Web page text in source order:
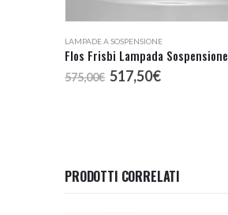
LAMPADE A SOSPENSIONE
Flos Frisbi Lampada Sospensione
575,00€ Il
prezzo
517,50€Il
PRODOTTI CORRELATI